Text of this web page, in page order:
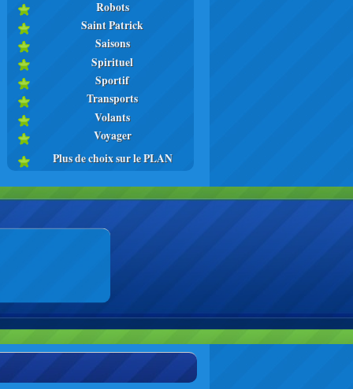
Robots
Saint Patrick
Saisons
Spirituel
Sportif
Transports
Volants
Voyager
Plus de choix sur le PLAN